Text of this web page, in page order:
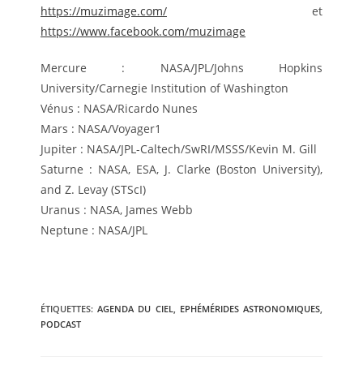
https://muzimage.com/ et
https://www.facebook.com/muzimage
Mercure : NASA/JPL/Johns Hopkins
University/Carnegie Institution of Washington
Vénus : NASA/Ricardo Nunes
Mars : NASA/Voyager1
Jupiter : NASA/JPL-Caltech/SwRI/MSSS/Kevin M. Gill
Saturne : NASA, ESA, J. Clarke (Boston University),
and Z. Levay (STScI)
Uranus : NASA, James Webb
Neptune : NASA/JPL
ÉTIQUETTES:AGENDA DU CIEL, EPHÉMÉRIDES ASTRONOMIQUES,
PODCAST